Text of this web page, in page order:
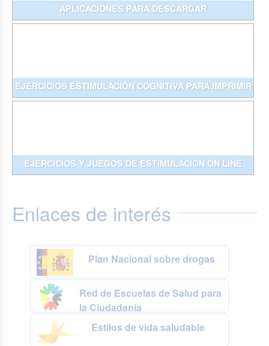
APLICACIONES PARA DESCARGAR
EJERCICIOS ESTIMULACIÓN COGNITIVA PARA IMPRIMIR
EJERCICIOS Y JUEGOS DE ESTIMULACIÓN ON LINE
Enlaces de interés
Plan Nacional sobre drogas
Red de Escuelas de Salud para
la Ciudadanía
Estilos de vida saludable